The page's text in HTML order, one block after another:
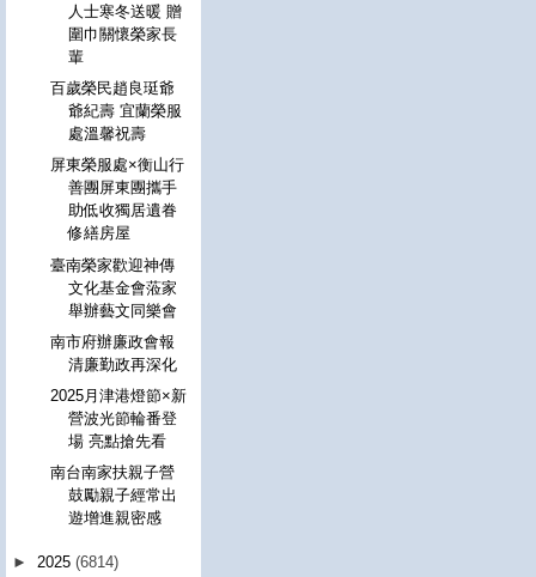
人士寒冬送暖 贈
圍巾關懷榮家長
輩
百歲榮民趙良珽爺
爺紀壽 宜蘭榮服
處溫馨祝壽
屏東榮服處×衡山行
善團屏東團攜手
助低收獨居遺眷
修繕房屋
臺南榮家歡迎神傳
文化基金會蒞家
舉辦藝文同樂會
南市府辦廉政會報
清廉勤政再深化
2025月津港燈節×新
營波光節輪番登
場 亮點搶先看
南台南家扶親子營
鼓勵親子經常出
遊增進親密感
► 2025 (6814)